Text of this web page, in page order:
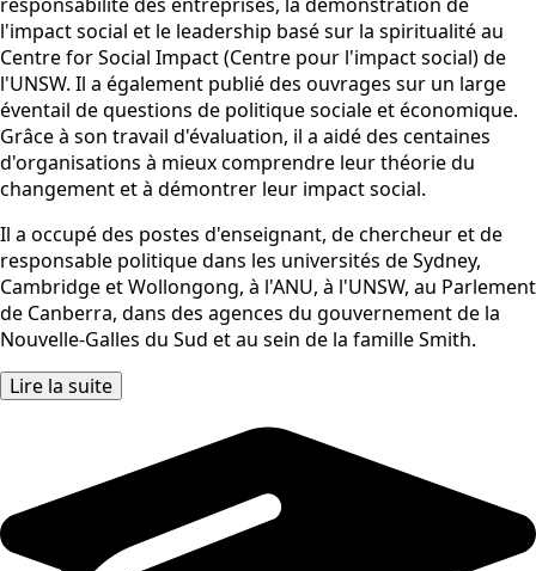
l'impact social et le leadership basé sur la spiritualité au
Centre for Social Impact (Centre pour l'impact social) de
l'UNSW. Il a également publié des ouvrages sur un large
éventail de questions de politique sociale et économique.
Grâce à son travail d'évaluation, il a aidé des centaines
d'organisations à mieux comprendre leur théorie du
changement et à démontrer leur impact social.
Il a occupé des postes d'enseignant, de chercheur et de
responsable politique dans les universités de Sydney,
Cambridge et Wollongong, à l'ANU, à l'UNSW, au Parlement
de Canberra, dans des agences du gouvernement de la
Nouvelle-Galles du Sud et au sein de la famille Smith.
Lire la suite